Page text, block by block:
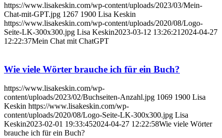
https://www.lisakeskin.com/wp-content/uploads/2023/03/Mein-
Chat-mit-GPT.jpg 1267 1900 Lisa Keskin
https://www.lisakeskin.com/wp-content/uploads/2020/08/Logo-
Seite-LK-300x300.jpg Lisa Keskin2023-03-12 13:26:21 2024-04-27
12:22:37Mein Chat mit ChatGPT
Wie viele Wörter brauche ich für ein Buch?
https://www.lisakeskin.com/wp-
content/uploads/2023/02/Buchseiten-Anzahl.jpg 1069 1900 Lisa
Keskin https://www.lisakeskin.com/wp-
content/uploads/2020/08/Logo-Seite-LK-300x300.jpg Lisa
Keskin2023-02-01 19:33:452024-04-27 12:22:58Wie viele Wörter
brauche ich für ein Buch?